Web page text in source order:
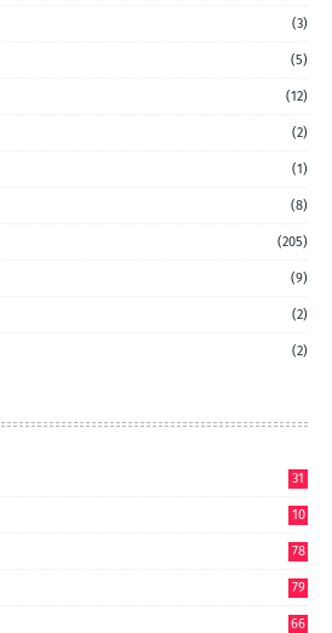
(3)
(5)
(12)
(2)
(1)
(8)
(205)
(9)
(2)
(2)
31
10
78
79
66